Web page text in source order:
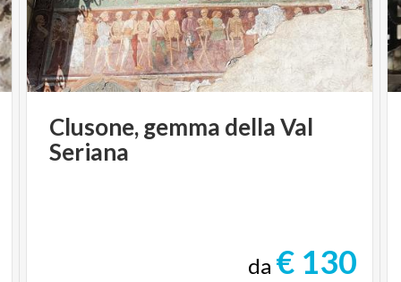
Clusone,gemma dellaVal
Seriana
da € 130